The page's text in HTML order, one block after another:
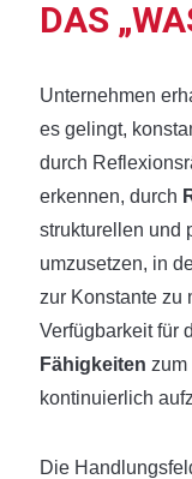
DAS
Unternehmen
es gelingt,
durch
erkennen, durch
strukturellen und
umzusetzen, in
zur Konstante zu
Verfügbarkeit für
Fähigkeiten zum
kontinuierlich
Die